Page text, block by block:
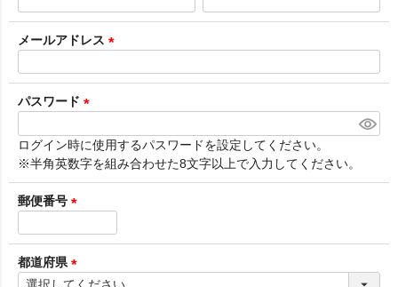
必
須
メールアドレス
必
パスワード
必
須
)
ログイン時に使用するパスワードを設定してください。
※半角英数字を組み合わせた8文字以上で入力してください。
郵便番号
必
須
)
都道府県